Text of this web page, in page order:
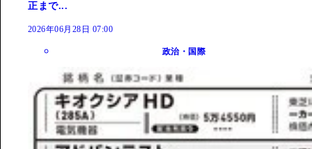
正まで...
2026年06月28日 07:00
政治・国際